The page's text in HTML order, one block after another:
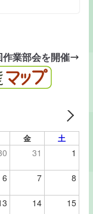
業部会を開催
金 土
31 1
6 7 8
14 15